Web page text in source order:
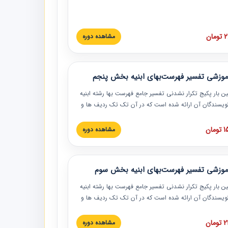
این خصوص ارائه شده است.
مشاهده دوره
تفسیر فهرست‌بهای ابنیه بخش پنجم
بار پکیج تکرار نشدنی تفسیر جامع فهرست بها رشته ابنیه
نویسندگان آن ارائه شده است که در آن تک تک ردیف ها و
و به همراه تصاویر عملیات اجرایی مرتبط با ردیف های
بها ارائه شده است. این دوره با کلام مهندس
مدیر پروژه مهندسی مشاور در امر بازنگری فهرست
حال فعالیت هستند حتما توصیه می کنیم از مطالب این
نمایند.
مشاهده دوره
تفسیر فهرست‌بهای ابنیه بخش سوم
بار پکیج تکرار نشدنی تفسیر جامع فهرست بها رشته ابنیه
نویسندگان آن ارائه شده است که در آن تک تک ردیف ها و
و به همراه تصاویر عملیات اجرایی مرتبط با ردیف های
مشاهده دوره